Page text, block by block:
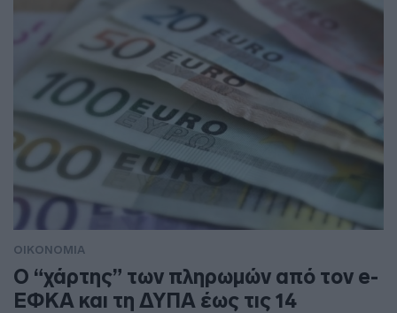
ΟΙΚΟΝΟΜΙΑ
Ο “χάρτης” των πληρωμών από τον e-
ΕΦΚΑ και τη ΔΥΠΑ έως τις 14